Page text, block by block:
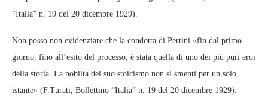
“Italia” n. 19 del 20 dicembre 1929).
Non posso non evidenziare che la condotta di Pertini «fin dal primo
giorno, fino all’esito del processo, è stata quella di uno dei più puri eroi
della storia. La nobiltà del suo stoicismo non si smentì per un solo
istante» (F.Turati, Bollettino “Italia” n. 19 del 20 dicembre 1929).